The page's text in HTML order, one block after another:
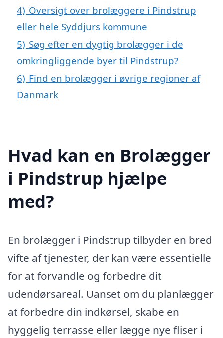
4) Oversigt over brolæggere i Pindstrup
eller hele Syddjurs kommune
5) Søg efter en dygtig brolægger i de
omkringliggende byer til Pindstrup?
6) Find en brolægger i øvrige regioner af
Danmark
Hvad kan en Brolægger
i Pindstrup hjælpe
med?
En brolægger i Pindstrup tilbyder en bred
vifte af tjenester, der kan være essentielle
for at forvandle og forbedre dit
udendørsareal. Uanset om du planlægger
at forbedre din indkørsel, skabe en
hyggelig terrasse eller lægge nye fliser i